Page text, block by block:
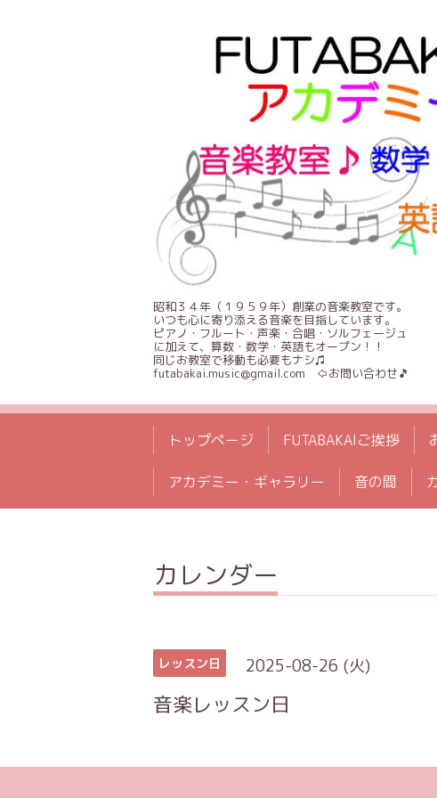
昭和３４年（１９５９年）創業の音楽教室です。
いつも心に寄り添える音楽を目指しています。
ピアノ・フルート・声楽・合唱・ソルフェージュ
に加えて、算数・数学・英語もオープン！！
同じお教室で移動も必要もナシ♫
futabakai.music@gmail.com ⇦お問い合わせ🎵
トップページ FUTABAKAIご挨拶
アカデミー・ギャラリー 音の間
カレンダー
レッスン日 2025-08-26 (火)
音楽レッスン日